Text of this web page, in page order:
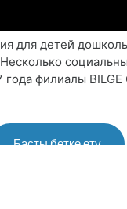
для детей
филиалы
Басты бетке өту